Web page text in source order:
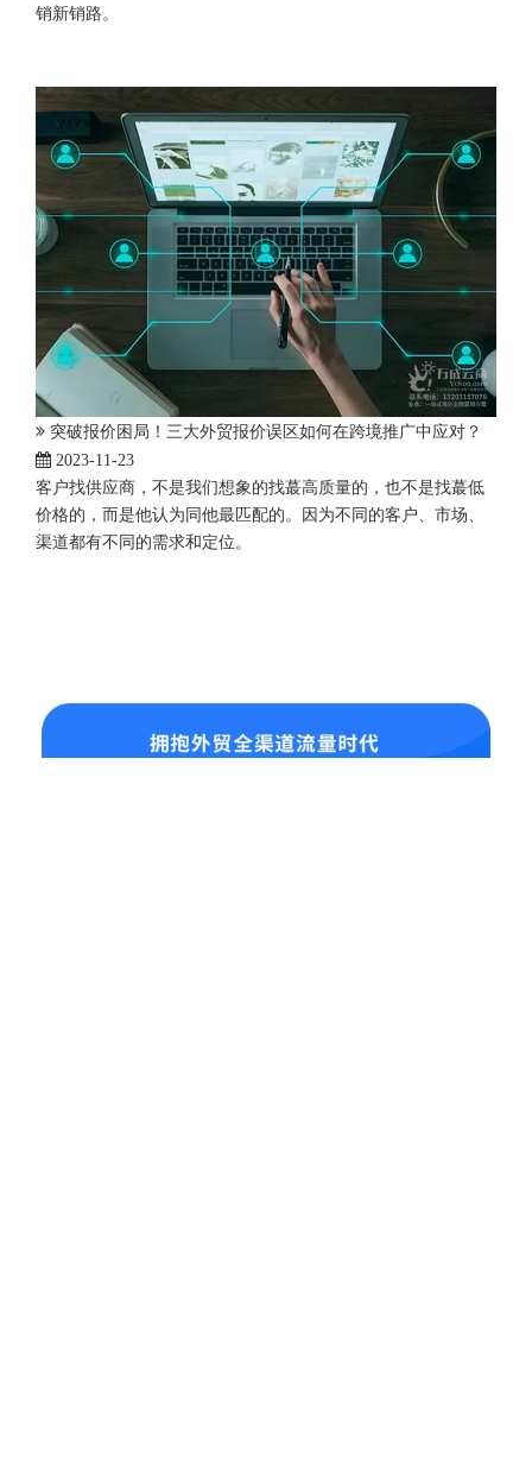
销新销路。
突破报价困局！三大外贸报价误区如何在跨境推广中应对？
2023-11-23
客户找供应商，不是我们想象的找蕞高质量的，也不是找蕞低
价格的，而是他认为同他最匹配的。因为不同的客户、市场、
渠道都有不同的需求和定位。